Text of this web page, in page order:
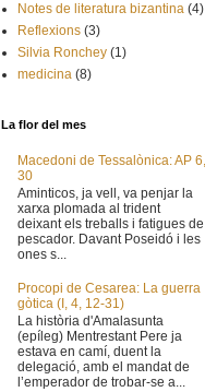
Notes de literatura bizantina (4)
Reflexions (3)
Silvia Ronchey (1)
medicina (8)
La flor del mes
Macedoni de Tessalònica: AP 6,
30
Aminticos, ja vell, va penjar la
xarxa plomada al trident
deixant els treballs i fatigues de
pescador. Davant Poseidó i les
ones s...
Procopi de Cesarea: La guerra
gòtica (I, 4, 12-31)
La història d'Amalasunta
(epíleg) Mentrestant Pere ja
estava en camí, duent la
delegació, amb el mandat de
l’emperador de trobar-se a...